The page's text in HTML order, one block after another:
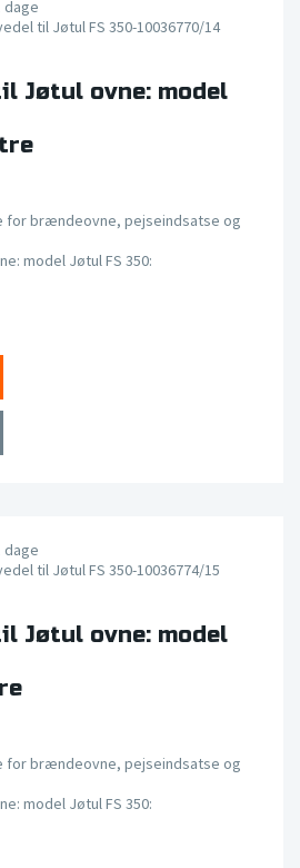
dage
til Jøtul FS 350-10036770/14
Jøtul ovne: model
for brændeovne, pejseindsatse og
model Jøtul FS 350:
dage
til Jøtul FS 350-10036774/15
Jøtul ovne: model
for brændeovne, pejseindsatse og
model Jøtul FS 350: